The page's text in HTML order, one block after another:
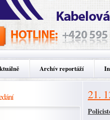
Archív reportáží
21.